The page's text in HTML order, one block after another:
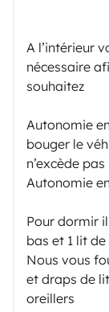
A l’intérieur
nécessaire
souhaitez
Autonomie
bouger le
n’excède
Autonomie
Pour dormir
bas et 1 lit de
Nous vous
et draps de
oreillers